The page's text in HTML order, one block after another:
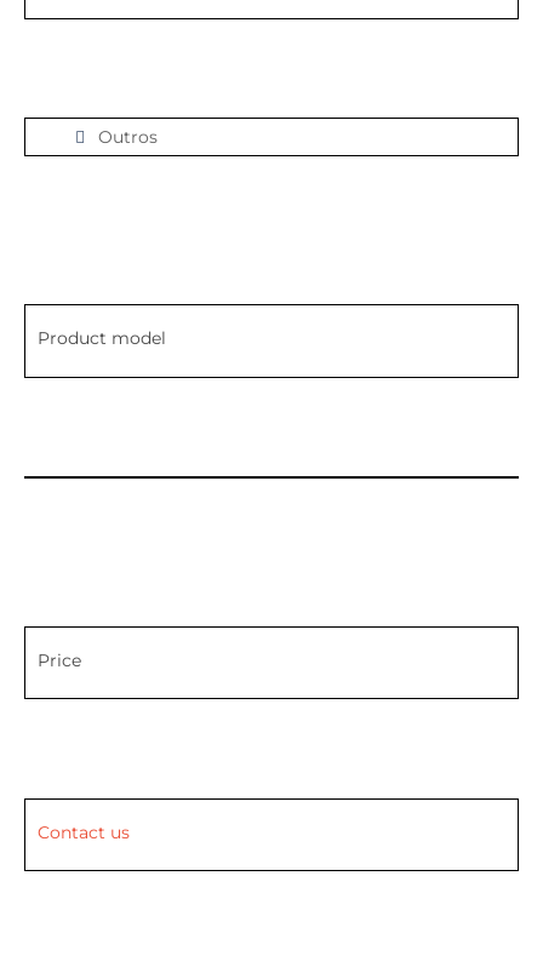
Outros
Product model
Price
Contact us